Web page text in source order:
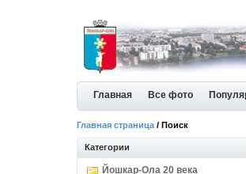
Главная Все фото
Главная страница / Поиск
Категории
Йошкар-Ола 20 века